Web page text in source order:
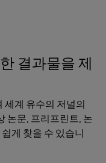
결과물을 제
세계 유수의 저널의
논문, 프리프린트, 논
게 찾을 수 있습니